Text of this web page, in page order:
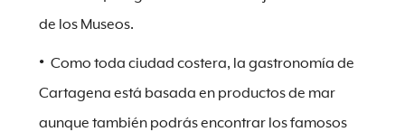
de los Museos.
Como toda ciudad costera, la gastronomía de
Cartagena está basada en productos de mar
aunque también podrás encontrar los famosos